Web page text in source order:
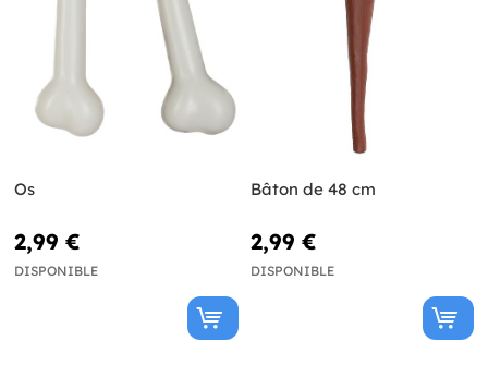
Os
2,99 €
DISPONIBLE
Bâton de 48 cm
2,99 €
DISPONIBLE